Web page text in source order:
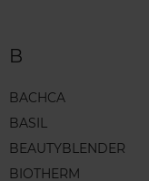
B
BACHCA
BASIL
BEAUTYBLENDER
BIOTHERM